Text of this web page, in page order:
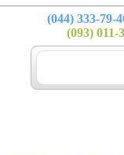
(044) 333-79-
(093) 011-